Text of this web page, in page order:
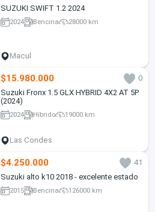
SUZUKI SWIFT 1.2 2024
2024 Bencina 28000 km
Macul
$15.980.000
0
Suzuki Fronx 1.5 GLX HYBRID 4X2 AT 5P
(2024)
2024 Híbrido 19000 km
Las Condes
$4.250.000
41
Suzuki alto k10 2018 - excelente estado
2015 Bencina 126000 km